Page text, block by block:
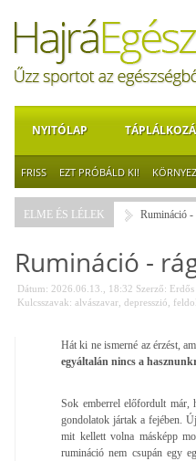
NYITÓLAP
FRISS EZT PRÓBÁLD KI!
ELME ÉS LÉLEK Rumináció -
Rumináció -
Dátum: 2026.06.13., 18:32 Szerző:
Kulcsszavak: alvászavar depresszió
Hát ki ne ismerné az érzést,
egyáltalán nincs a
Sok emberrel előfordult már,
gondolatok jártak a fejében.
mit kellett volna másképp
rumináció nem csupán egy